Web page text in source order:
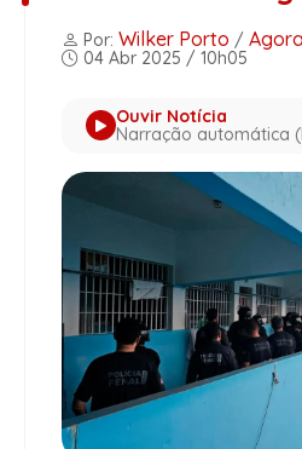
Por: Wilker Porto /
04 Abr 2025 / 10h05
Ouvir Notícia
Narração automática